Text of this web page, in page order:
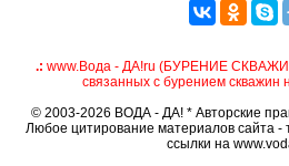
.: www.Вода - ДА!ru (БУРЕНИЕ
связанных с бурением скважин
© 2003-2026 ВОДА - ДА! * Авторские
Любое цитирование материалов сайта -
ссылки на